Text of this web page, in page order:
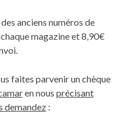
anciens numéros de
magazine et 8,90€
faites parvenir un chèque
en nous précisant
demandez: